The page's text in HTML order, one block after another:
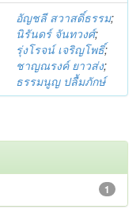
อัญชลี สวาสดิ์ธรรม;
นิรันดร์ จันทวงศ์;
รุ่งโรจน์ เจริญโพธิ์;
ชาญณรงค์ ยาวส่ง;
ธรรมนูญ ปลื้มภักษ์
1